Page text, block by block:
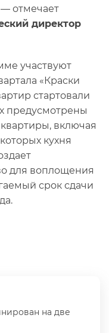
на две
— отмечает
директор
участвуют
«Краски
стартовали
предусмотрены
включая
кухня
для воплощения
срок сдачи